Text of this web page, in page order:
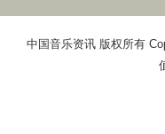
中国音乐资讯 版权所有